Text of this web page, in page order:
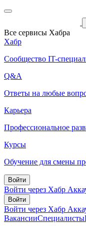
Все сервисы Хабра
Хабр
Сообщество IT-
Q&A
Ответы на любые
Карьера
Профессиональное
Курсы
Обучение для смены
Войти
Войти через Хабр
Войти
Войти через Хабр
ВакансииСпециалисты